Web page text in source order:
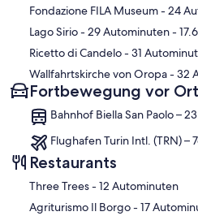
Fondazione FILA Museum- 24
Lago Sirio- 29 Autominuten-
Ricetto di Candelo- 31
Wallfahrtskirche von Oropa- 32
Fortbewegung vor Ort
Bahnhof Biella San Paolo –
Flughafen Turin Intl. (TRN) –
Restaurants
‪Three Trees - ‬12 Autominuten
‪Agriturismo Il Borgo - ‬17